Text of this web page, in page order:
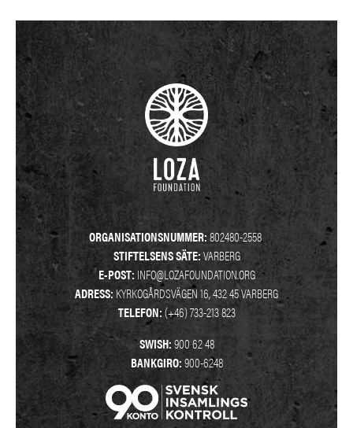
ORGANISATIONSNUMMER:802480-2558
STIFTELSENS SÄTE:VARBERG
E-POST: INFO@LOZAFOUNDATION.ORG
ADRESS: KYRKOGÅRDSVÄGEN 16, 432 45 VARBERG
TELEFON:(+46) 733-213 823
SWISH:900 62 48
BANKGIRO:900-6248